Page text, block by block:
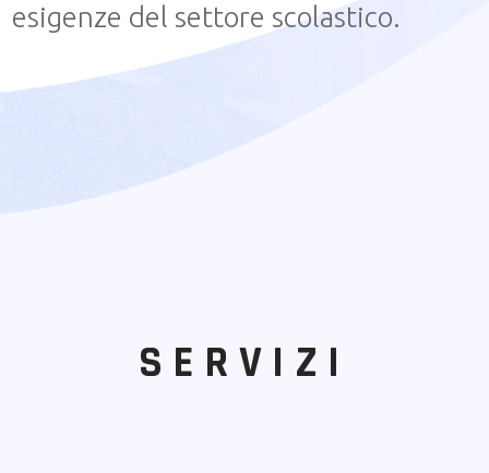
esigenze del settore scolastico.
SERVIZI